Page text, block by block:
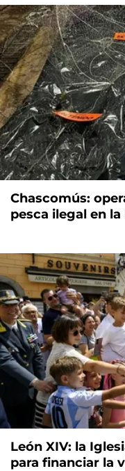
Chascomús:
pesca ilegal en la
León XIV: la
para financiar la